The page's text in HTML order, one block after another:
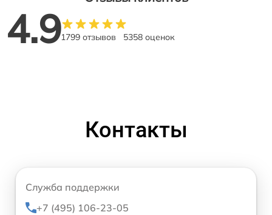
4.91799 отзывов 5358 оценок
Контакты
Служба поддержки
+7 (495) 106-23-05